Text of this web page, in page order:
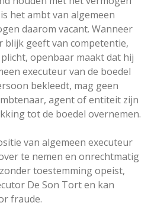
het ambt van algemeen
daarom vacant. Wanneer
blijk geeft van competentie,
openbaar maakt dat hij
executeur van de boedel
bekleedt, mag geen
agent of entiteit zijn
tot de boedel overnemen.
van algemeen executeur
te nemen en onrechtmatig
toestemming opeist,
De Son Tort en kan
fraude.